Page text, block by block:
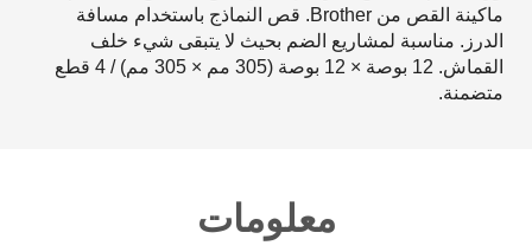
ماكينة القص من Brother. قص النماذج باستخدام مسافة
الدرز. مناسبة لمشاريع الضم بحيث لا يتبقى شيء خلف
القماش. 12 بوصة × 12 بوصة (305 مم × 305 مم) / 4 قطع
متضمنة.
معلومات